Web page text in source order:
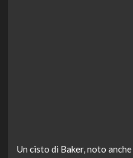
Un cisto di Baker, noto